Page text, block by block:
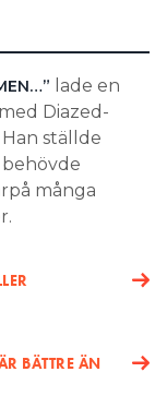
lade en
Diazed-
ställde
många
BÄTTRE ÄN